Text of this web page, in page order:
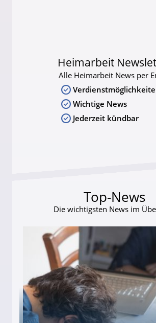
Heimarbeit
Alle Heimarbeit News per
Wichtige News
Jederzeit kündbar
Top-News
Die wichtigsten News im